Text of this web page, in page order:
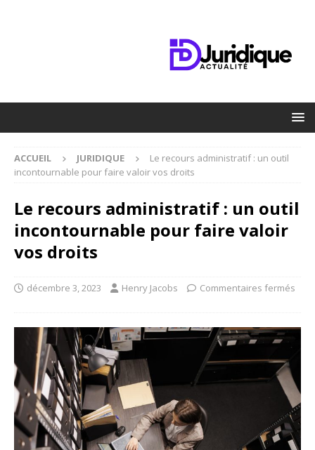
ACCUEIL JURIDIQUE
Le recours administratif : un outil
incontournable pour faire valoir vos droits
Le recours administratif : un outil
incontournable pour faire valoir
vos droits
décembre 3, 2023 Henry Jacobs Commentaires fermés